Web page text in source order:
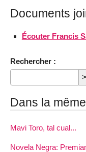
Documents
Écouter Francis
Rechercher :
Dans la
Mavi Toro, tal cual...
Novela Negra: